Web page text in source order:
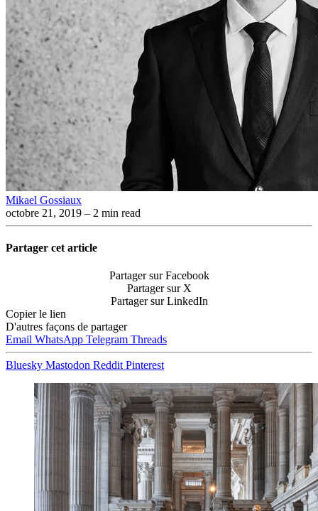
Mikael Gossiaux
octobre 21, 2019 – 2 min read
Partager cet article
Partager sur Facebook
Partager sur X
Partager sur LinkedIn
Copier le lien
D'autres façons de partager
Email WhatsApp Telegram Threads
Bluesky Mastodon Reddit Pinterest